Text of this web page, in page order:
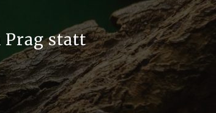
Prag statt